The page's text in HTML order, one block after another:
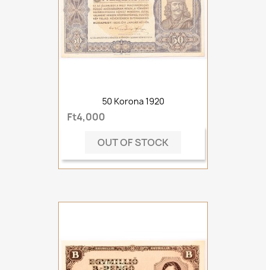
50 Korona 1920
Ft4,000
OUT OF STOCK